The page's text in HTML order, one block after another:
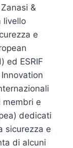
&
livello
e
ed ESRIF
membri e
dedicati
sicurezza e
di alcuni